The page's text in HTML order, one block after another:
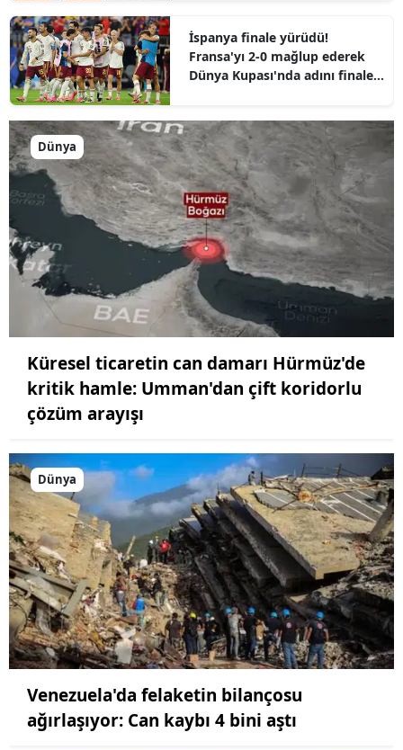
İspanya finale yürüdü!
Fransa'yı 2-0 mağlup ederek
Dünya Kupası'nda adını finale
Dünya
Küresel ticaretin can damarı Hürmüz'de
kritik hamle: Umman'dan çift koridorlu
çözüm arayışı
Dünya
Venezuela'da felaketin bilançosu
ağırlaşıyor: Can kaybı 4 bini aştı